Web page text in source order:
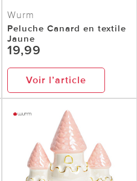
Wurm
Peluche Canard en textile
Jaune
19,99
Voir l’article